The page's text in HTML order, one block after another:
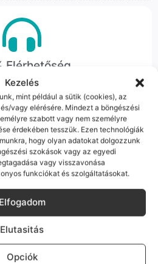
Kezelés
mint például a sütik (cookies), az
vagy elérésére. Mindezt a böngészési
szabott vagy nem személyre
érdekében tesszük. Ezen technológiák
hogy olyan adatokat dolgozzunk
szokások vagy az egyedi
vagy visszavonása
funkciókat és szolgáltatásokat.
Elfogadom
Elutasitás
Opciók
Elérhetőség
szereplői vagyunk.
vagyunk: ha kérdésed van, élő
és személyesen is megtalálsz
Szegeden.
Ügyintézés
a felelősségvállalás nálunk alap.
nem kifogásokat keresünk,
kollégáink azonnal kézbe